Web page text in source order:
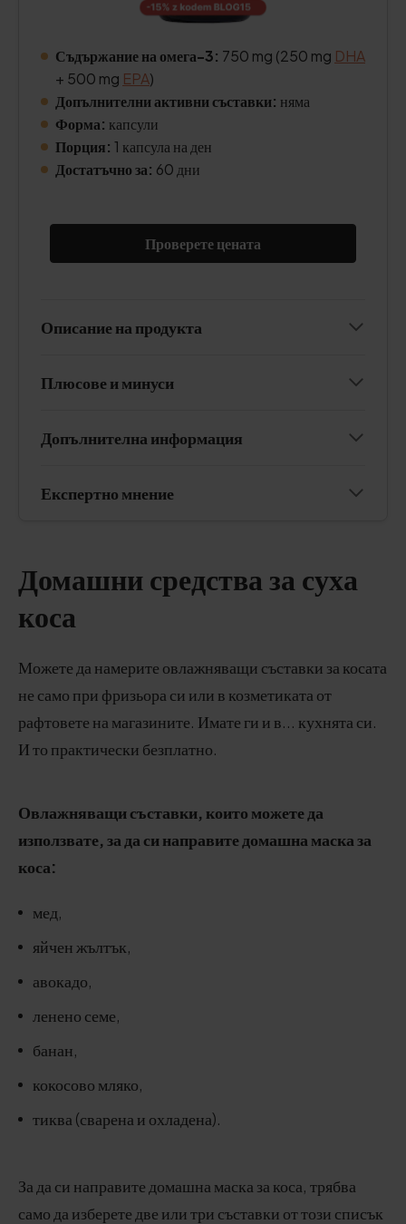
Съдържание на омега-3: 750 mg (250 mg DHA
+ 500 mg EPA)
Допълнителни активни съставки: няма
Форма: капсули
Порция: 1 капсула на ден
Достатъчно за: 60 дни
Проверете цената
Описание на продукта
Плюсове и минуси
Допълнителна информация
Експертно мнение
Домашни средства за суха
коса
Можете да намерите овлажняващи съставки за косата
не само при фризьора си или в козметиката от
рафтовете на магазините. Имате ги и в... кухнята си.
И то практически безплатно.
Овлажняващи съставки, които можете да
използвате, за да си направите домашна маска за
коса:
мед,
яйчен жълтък,
авокадо,
ленено семе,
банан,
кокосово мляко,
тиква (сварена и охладена).
За да си направите домашна маска за коса, трябва
само да изберете две или три съставки от този списък